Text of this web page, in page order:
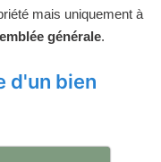
mais uniquement à
générale.
d'un bien